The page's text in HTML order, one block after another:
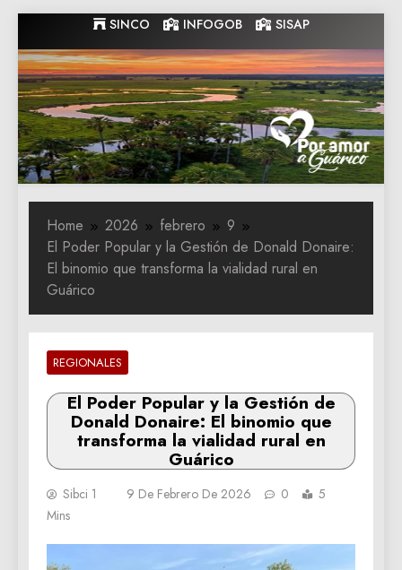
to
content
SINCO INFOGOB SISAP
Gobernacion
de Guarico
Gobernacion de Guarico
Home 2026 febrero
9
El Poder Popular y la Gestión de Donald Donaire:
El binomio que transforma la vialidad rural en
Guárico
REGIONALES
El Poder Popular y la Gestión de
Donald Donaire: El binomio que
transforma la vialidad rural en
Guárico
Sibci 1 9 De Febrero De 2026 0
5
Mins